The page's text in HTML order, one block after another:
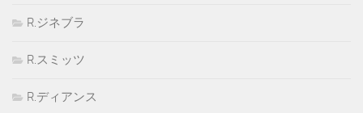
R.ジネブラ
R.スミッツ
R.ディアンス